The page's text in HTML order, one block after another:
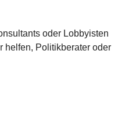
oder Lobbyisten
helfen, Politikberater oder